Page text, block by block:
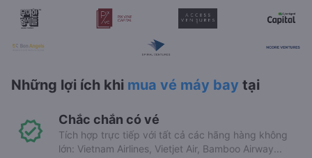
Những lợi ích khi mua vé máy bay tại
Chắc chắn có vé
Tích hợp trực tiếp với tất cả các hãng hàng không
lớn: Vietnam Airlines, Vietjet Air, Bamboo Airway...